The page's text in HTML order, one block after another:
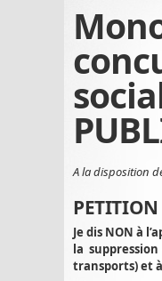
A la disposition
PETITION
Je dis NON à
la
transports) et